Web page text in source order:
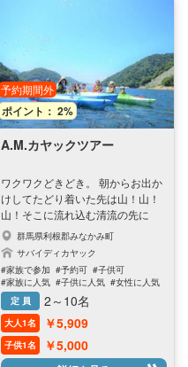
ポイント： 2%
予約期間外
A.M.カヤックツアー
ワクワクどきどき。 朝からお出か
けしてたどり着いた先は山！山！
山！そこに流れ込む清流の先に
は・・・カヤックでしか見れない
景色がたくさんあります。春のキ
ミドリに残雪にお花見。夏のひん
やり水遊び。秋は葉っぱの衣替
え。 季節によっていろんな表情を
見せてくれる場所です。その日の
天候や自然の状況に合わせて湖の
旅へご案内いたします。
群馬県利根郡みなかみ町
サバイディカヤック
#家族で参加 #予約可 #子供可
#家族に人気 #子供に人気 #女性に人気
#男性に人気
定 員 2～10名
大人1名 ￥5,909
子供1名 ￥5,000